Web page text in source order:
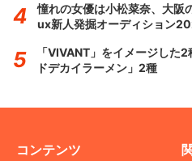
憧れの女優は小松菜奈、大
ux新人発掘オーディション
「VIVANT」をイメージし
ドデカイラーメン」2種
コンテンツ